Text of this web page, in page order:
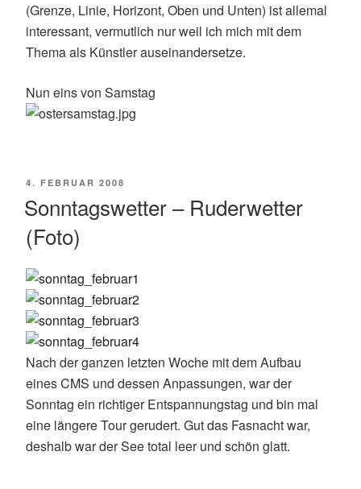
(Grenze, Linie, Horizont, Oben und Unten) ist allemal
interessant, vermutlich nur weil ich mich mit dem
Thema als Künstler auseinandersetze.
Nun eins von Samstag
VERÖFFENTLICHT
4. FEBRUAR 2008
Sonntagswetter – Ruderwetter
(Foto)
Nach der ganzen letzten Woche mit dem Aufbau
eines CMS und dessen Anpassungen, war der
Sonntag ein richtiger Entspannungstag und bin mal
eine längere Tour gerudert. Gut das Fasnacht war,
deshalb war der See total leer und schön glatt.